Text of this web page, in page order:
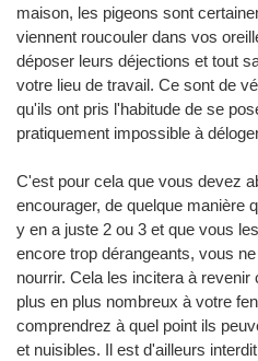
maison, les pigeons sont
viennent roucouler dans vos
déposer leurs déjections et tout
votre lieu de travail. Ce sont de
qu'ils ont pris l'habitude de se
pratiquement impossible à
C'est pour cela que vous devez
encourager, de quelque manière
y en a juste 2 ou 3 et que vous
encore trop dérangeants, vous
nourrir. Cela les incitera à
plus en plus nombreux à votre
comprendrez à quel point ils
et nuisibles. Il est d'ailleurs